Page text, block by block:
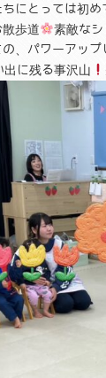
にとっては初め
歩道
素敵な
、パワーアップ
出に残る事沢山